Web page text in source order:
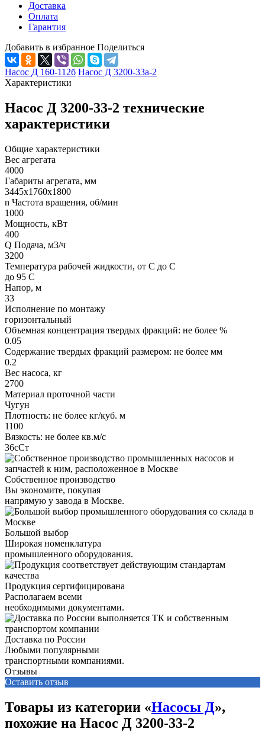
Доставка
Оплата
Гарантия
Добавить в избранное Поделиться
Насос Д 160-112б Насос Д 3200-33а-2
Характеристики
Насос Д 3200-33-2 технические
характеристики
Общие характеристики
Вес агрегата
4000
Габариты агрегата, мм
3445х1760х1800
n Частота вращения, об/мин
1000
Мощность, кВт
400
Q Подача, м3/ч
3200
Температура рабочей жидкости, от С до С
до 95 С
Напор, м
33
Исполнение по монтажу
горизонтальный
Объемная концентрация твердых фракций: не более %
0.05
Содержание твердых фракций размером: не более мм
0.2
Вес насоса, кг
2700
Материал проточной части
Чугун
Плотность: не более кг/куб. м
1100
Вязкость: не более кв.м/с
36сСт
Собственное производство
Вы экономите, покупая
напрямую у завода в Москве.
Большой выбор
Широкая номенклатура
промышленного оборудования.
Продукция сертифицирована
Располагаем всеми
необходимыми документами.
Доставка по России
Любыми популярными
транспортными компаниями.
Отзывы
Оставить отзыв
Товары из категории «Насосы Д»,
похожие на Насос Д 3200-33-2